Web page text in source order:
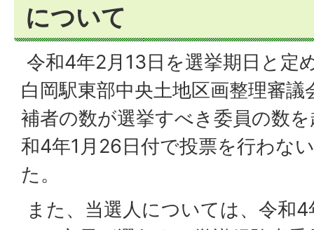
について
令和4年2月13日を選挙期日と定
白岡駅東部中央土地区画整理審
補者の数が選挙すべき委員の数
和4年1月26日付で投票を行わな
た。
また、当選人については、令和